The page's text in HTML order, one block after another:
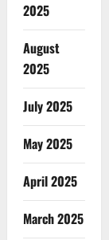
2025
August
2025
July 2025
May 2025
April 2025
March 2025